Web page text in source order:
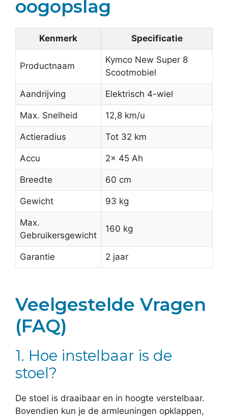
oogopslag
Kenmerk Specificatie
Productnaam
Kymco New Super 8
Scootmobiel
Aandrijving Elektrisch 4-wiel
Max. Snelheid 12,8 km/u
Actieradius Tot 32 km
Accu 2x 45 Ah
Breedte 60 cm
Gewicht 93 kg
Max.
Gebruikersgewicht
160 kg
Garantie 2 jaar
Veelgestelde Vragen
(FAQ)
1. Hoe instelbaar is de
stoel?
De stoel is draaibaar en in hoogte verstelbaar.
Bovendien kun je de armleuningen opklappen,